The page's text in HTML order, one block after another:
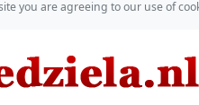
you are agreeing to our use of